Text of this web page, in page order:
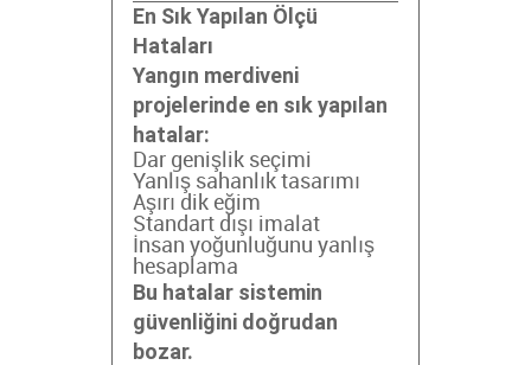
En Sık Yapılan Ölçü
Hataları
Yangın merdiveni
projelerinde en sık yapılan
hatalar:
Dar genişlik seçimi
Yanlış sahanlık tasarımı
Aşırı dik eğim
Standart dışı imalat
İnsan yoğunluğunu yanlış
hesaplama
Bu hatalar sistemin
güvenliğini doğrudan
bozar.